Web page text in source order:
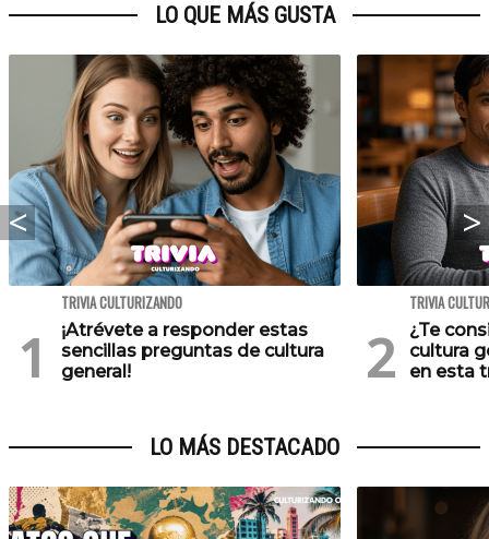
LO QUE MÁS GUSTA
TRIVIA CULTURIZANDO
¡Atrévete a responder estas
sencillas preguntas de cultura
general!
TRIVIA
¿Te
cultura
en esta
LO MÁS DESTACADO